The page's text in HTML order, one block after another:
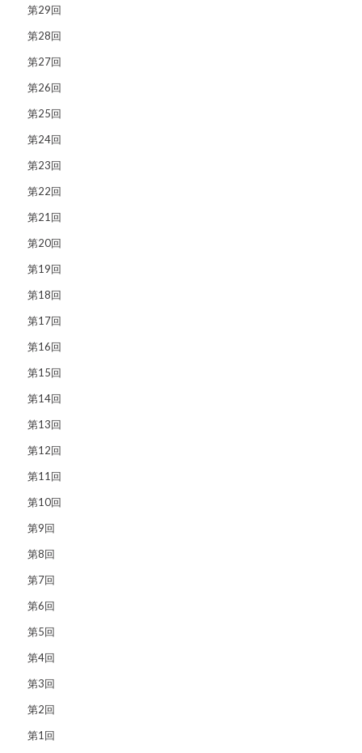
第29回
第28回
第27回
第26回
第25回
第24回
第23回
第22回
第21回
第20回
第19回
第18回
第17回
第16回
第15回
第14回
第13回
第12回
第11回
第10回
第9回
第8回
第7回
第6回
第5回
第4回
第3回
第2回
第1回